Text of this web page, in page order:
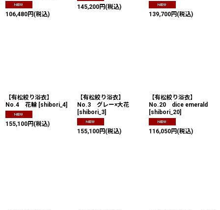
106,480円 (税込)
145,200円 (税込)
139,700円 (税込)
【有松絞り浴衣】
No.4 花輪 [shibori_4]
155,100円 (税込)
【有松絞り浴衣】
No.3 グレー×大花
[shibori_3]
155,100円 (税込)
【有松絞り浴衣】
No.20 dice emerald
[shibori_20]
116,050円 (税込)